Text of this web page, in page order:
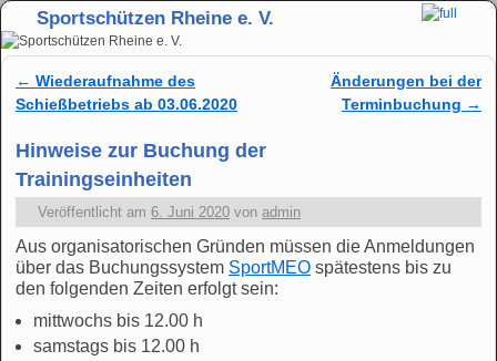
Sportschützen Rheine e. V.
Zum Inhalt wechseln
Zum sekundären Inhalt wechseln
Artikelnavigation
← Wiederaufnahme des
Schießbetriebs ab 03.06.2020
Änderungen bei der
Terminbuchung →
Hinweise zur Buchung der
Trainingseinheiten
Veröffentlicht am 6. Juni 2020 von admin
Aus organisatorischen Gründen müssen die Anmeldungen
über das Buchungssystem SportMEO spätestens bis zu
den folgenden Zeiten erfolgt sein:
mittwochs bis 12.00 h
samstags bis 12.00 h